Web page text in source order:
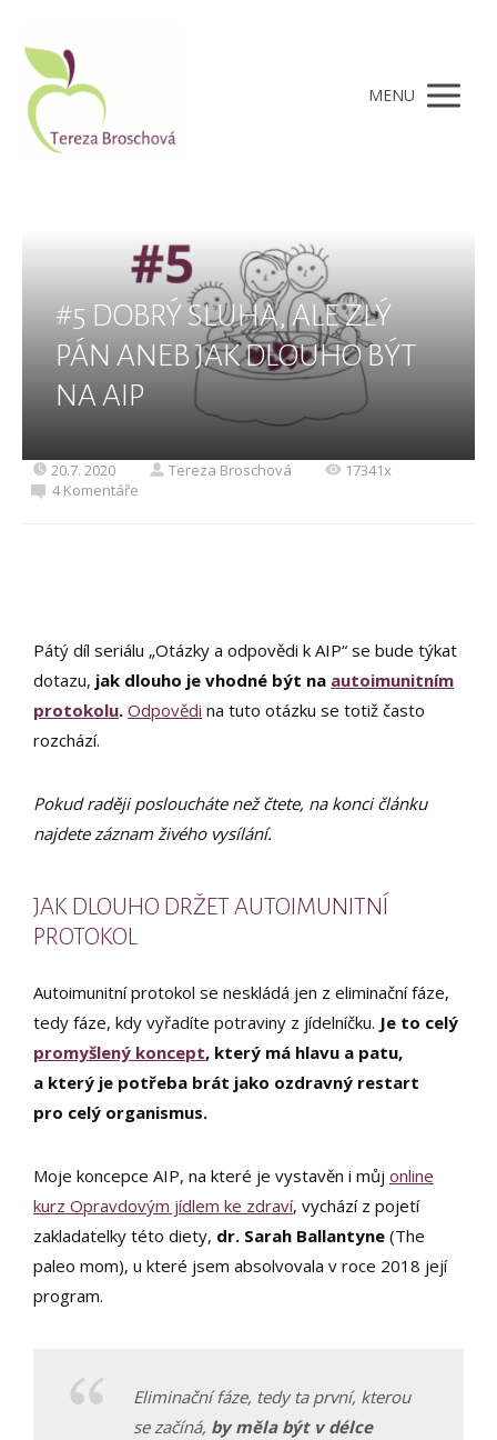
MENU
#5 DOBRÝ SLUHA, ALE ZLÝ
PÁN ANEB JAK DLOUHO BÝT
NA AIP
20.7. 2020 Tereza Broschová
17341x
4 Komentáře
Pátý díl seriálu „Otázky a odpovědi k AIP“ se bude týkat
dotazu, jak dlouho je vhodné být na autoimunitním
protokolu. Odpovědi na tuto otázku se totiž často
rozchází.
Pokud raději posloucháte než čtete, na konci článku
najdete záznam živého vysílání.
JAK DLOUHO DRŽET AUTOIMUNITNÍ
PROTOKOL
Autoimunitní protokol se neskládá jen z eliminační fáze,
tedy fáze, kdy vyřadíte potraviny z jídelníčku. Je to celý
promyšlený koncept, který má hlavu a patu,
a který je potřeba brát jako ozdravný restart
pro celý organismus.
Moje koncepce AIP, na které je vystavěn i můj online
kurz Opravdovým jídlem ke zdraví, vychází z pojetí
zakladatelky této diety, dr. Sarah Ballantyne (The
paleo mom), u které jsem absolvovala v roce 2018 její
program.
Eliminační fáze, tedy ta první, kterou
se začíná, by měla být v délce